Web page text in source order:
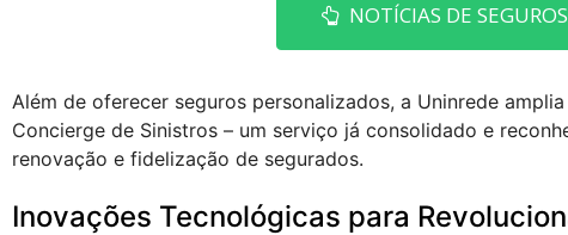
NOTÍCIAS DE
Além de oferecer seguros personalizados, a Uninrede
Concierge de Sinistros – um serviço já consolidado e
renovação e fidelização de segurados.
Inovações Tecnológicas para